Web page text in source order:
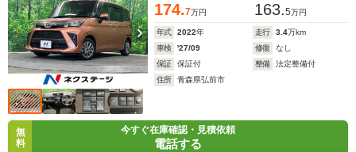
174.7万円 163.5万円
年式 2022年 走行 3.4万km
車検
'27/09 修復
なし
保証
保証付 整備
法定整備付
住所
青森県弘前市
無
料
今すぐ在庫確認・見積依頼
電話する